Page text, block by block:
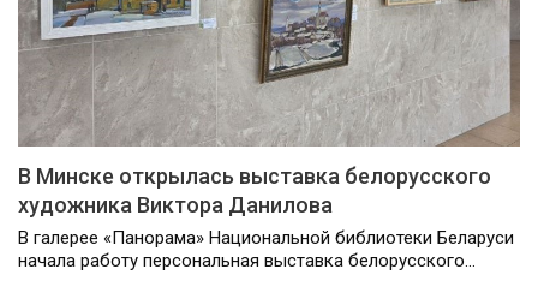
В Минске открылась выставка белорусского
художника Виктора Данилова
В галерее «Панорама» Национальной библиотеки Беларуси
начала работу персональная выставка белорусского…